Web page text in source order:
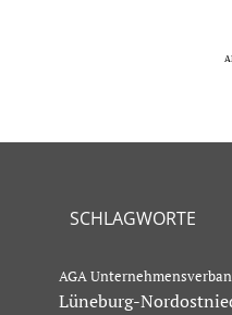
SCHLAGWORTE
AGA
Lüneburg-